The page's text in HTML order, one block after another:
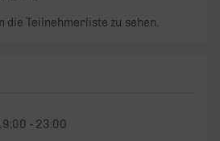
die Teilnehmerliste zu sehen.
- 23:00